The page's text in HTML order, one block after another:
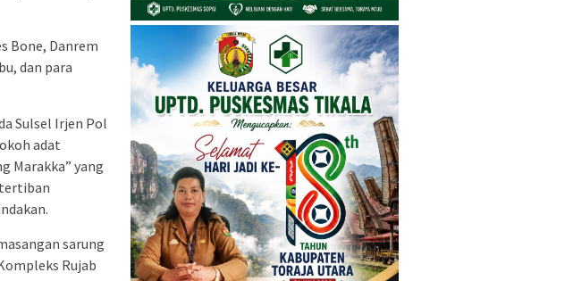
Bone, Danrem
dan para
Sulsel Irjen Pol
adat
Marakka” yang
sarung
Rujab